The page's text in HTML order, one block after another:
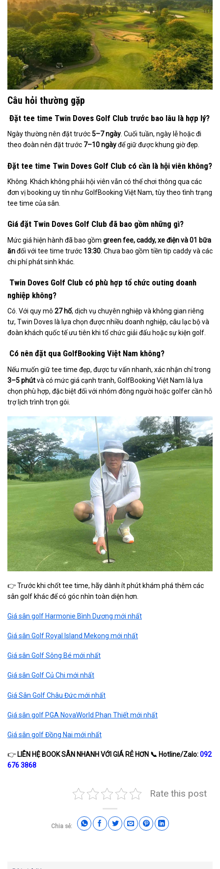
Câu hỏi thường gặp
Đặt tee time Twin Doves Golf Club trước bao lâu là hợp lý?
Ngày thường nên đặt trước5–7 ngày. Cuối tuần, ngày lễ hoặc đi
theo đoàn nên đặt trước 7–10 ngàyđể giữ được khung giờ đẹp.
Đặt tee time Twin Doves Golf Club có cần là hội viên không?
Không. Khách không phải hội viên vẫn có thể chơi thông qua các
đơn vị booking uy tín như GolfBooking Việt Nam, tùy theo tình trạng
tee time của sân.
Giá đặt Twin Doves Golf Club đã bao gồm những gì?
Mức giá hiện hành đã bao gồm green fee, caddy, xe điện và 01 bữa
ănđối với tee time trước 13:30 . Chưa bao gồm tiền tip caddy và các
chi phí phát sinh khác.
Twin Doves Golf Club có phù hợp tổ chức outing doanh
nghiệp không?
Có. Với quy mô 27 hố, dịch vụ chuyên nghiệp và không gian riêng
tư, Twin Doves là lựa chọn được nhiều doanh nghiệp, câu lạc bộ và
đoàn khách quốc tế ưu tiên khi tổ chức giải đấu hoặc sự kiện golf.
Có nên đặt qua GolfBooking Việt Nam không?
Nếu muốn giữ tee time đẹp, được tư vấn nhanh, xác nhận chỉ trong
3–5 phútvà có mức giá cạnh tranh, GolfBooking Việt Nam là lựa
chọn phù hợp, đặc biệt đối với nhóm đông người hoặc golfer cần hỗ
trợ lịch trình trọn gói.
👉 Trước khi chốt tee time, hãy dành ít phút khám phá thêm các
sân golf khác để có góc nhìn toàn diện hơn.
Giá sân golf Harmonie Bình Dương mới nhất
Giá sân Golf Royal Island Mekong mới nhất
Giá sân Golf Sông Bé mới nhất
Giá sân Golf Củ Chi mới nhất
Giá Sân Golf Châu Đức mới nhất
Giá sân golf PGA NovaWorld Phan Thiết mới nhất
Giá sân golf Đồng Nai mới nhất
👉 LIÊN HỆ BOOK SÂN NHANH VỚI GIÁ RẺ HƠN 📞 Hotline/Zalo:092
676 3868
Rate this post
Chia sẻ: